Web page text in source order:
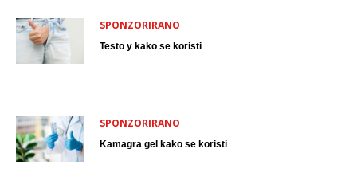
SPONZORIRANO
Testo y kako se koristi
SPONZORIRANO
Kamagra gel kako se koristi